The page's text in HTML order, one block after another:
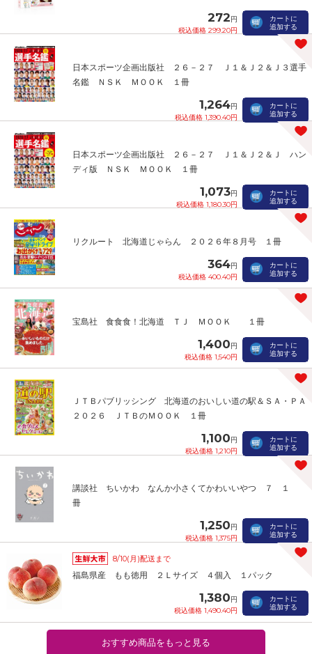
272円
税込価格 299.20円
カートに
追加する
日本スポーツ企画出版社 ２６－２７ Ｊ１＆Ｊ２＆Ｊ３選手
名鑑 ＮＳＫ ＭＯＯＫ １冊
1,264円
税込価格 1,390.40円
カートに
追加する
日本スポーツ企画出版社 ２６－２７ Ｊ１＆Ｊ２＆Ｊ ハン
ディ版 ＮＳＫ ＭＯＯＫ １冊
1,073円
税込価格 1,180.30円
カートに
追加する
リクルート 北海道じゃらん ２０２６年８月号 １冊
364円
税込価格 400.40円
カートに
追加する
宝島社 食食食！北海道 ＴＪ ＭＯＯＫ １冊
1,400円
税込価格 1,540円
カートに
追加する
ＪＴＢパブリッシング 北海道のおいしい道の駅＆ＳＡ・ＰＡ
２０２６ ＪＴＢのＭＯＯＫ １冊
1,100円
税込価格 1,210円
カートに
追加する
講談社 ちいかわ なんか小さくてかわいいやつ ７ １
冊
1,250円
税込価格 1,375円
カートに
追加する
8/10(月)配送まで
福島県産 もも徳用 ２Ｌサイズ ４個入 １パック
1,380円
税込価格 1,490.40円
カートに
追加する
おすすめ商品をもっと見る